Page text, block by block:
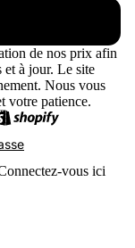
de nos prix afin
et à jour. Le site
Nous vous
votre patience.
vous ici